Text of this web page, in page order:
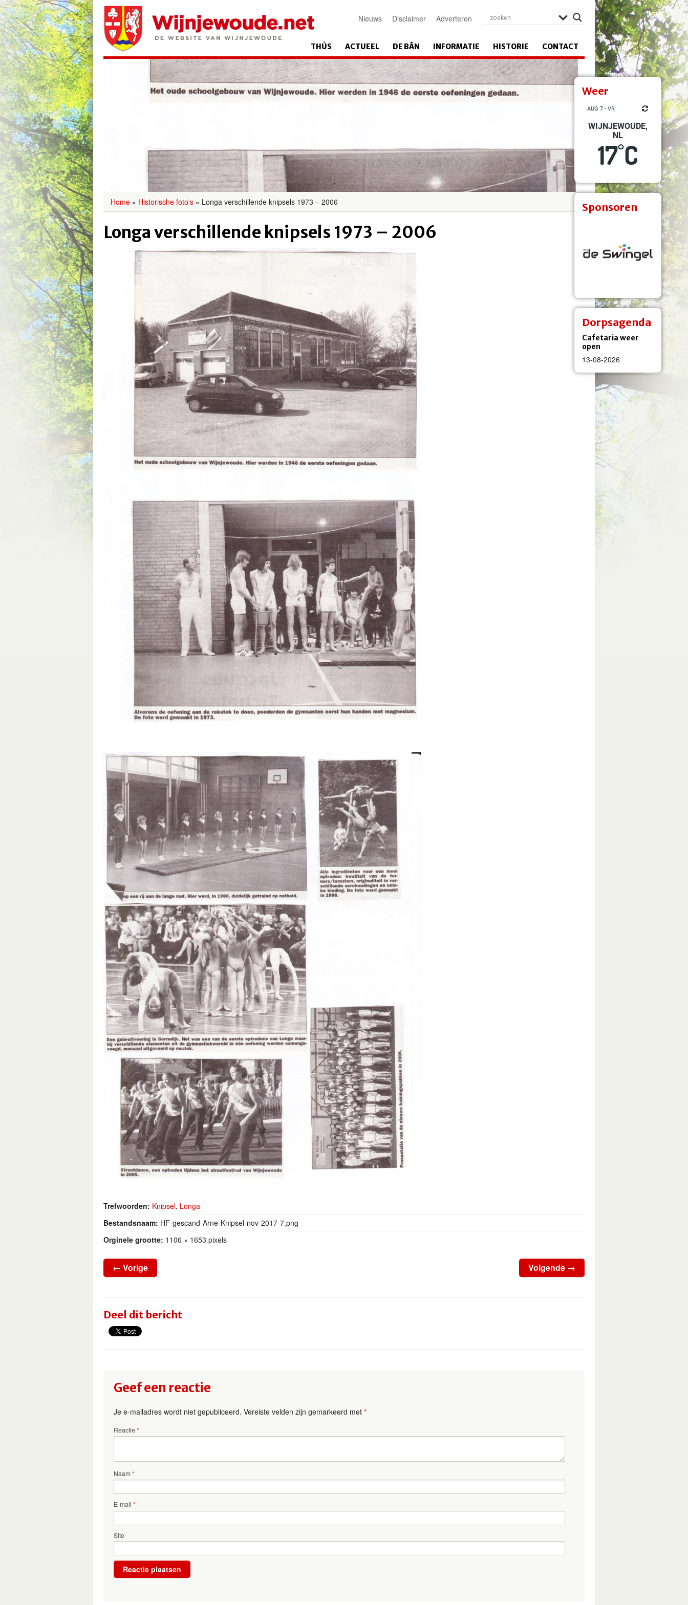
Weer
AUG 7 - VR
WIJNJEWOUDE,
NL
17°C
Sponsoren
Dorpsagenda
Cafetaria weer
open
13-08-2026
Nieuws Disclaimer Adverteren
THÚS ACTUEEL DE BÂN INFORMATIE HISTORIE CONTACT
Home » Historische foto's » Longa verschillende knipsels 1973 – 2006
Longa verschillende knipsels 1973 – 2006
Trefwoorden: Knipsel, Longa
Bestandsnaam: HF-gescand-Arne-Knipsel-nov-2017-7.png
Orginele grootte: 1106 × 1653 pixels
← Vorige Volgende →
Deel dit bericht
Geef een reactie
Je e-mailadres wordt niet gepubliceerd. Vereiste velden zijn gemarkeerd met *
Reactie*
Naam*
E-mail *
Site